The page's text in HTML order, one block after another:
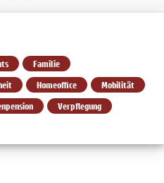
Familie
Homeoffice
Mobilität
Verpflegung